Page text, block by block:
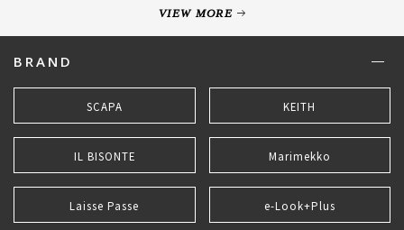
VIEW MORE
BRAND
SCAPA KEITH
IL BISONTE Marimekko
Laisse Passe e-Look+Plus